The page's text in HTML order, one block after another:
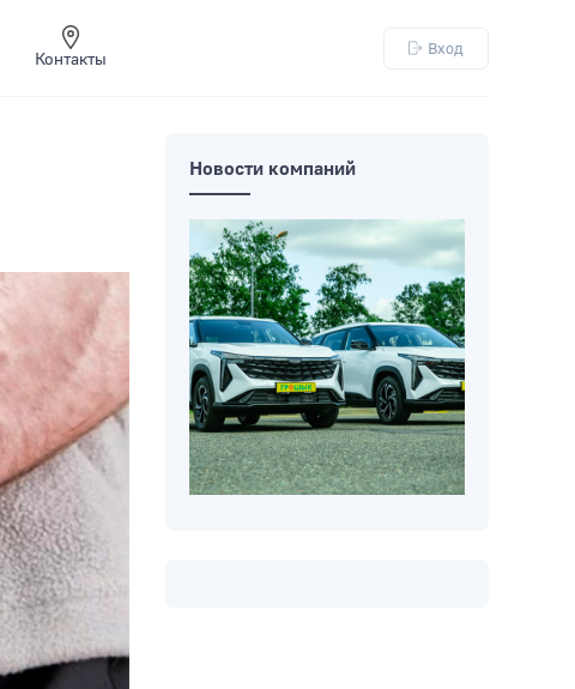
Контакты
Вход
Новости компаний